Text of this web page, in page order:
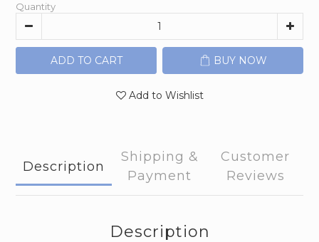
Quantity
ADD TO CART BUY NOW
Add to Wishlist
Description
Shipping &
Payment
Customer
Reviews
Description